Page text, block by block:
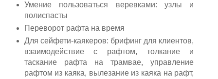
Умение пользоваться веревками: узлы и
полиспасты
Переворот рафта на время
Для сейфети-каякеров: брифинг для клиентов,
взаимодействие с рафтом, толкание и
таскание рафта на трамвае, управление
рафтом из каяка, вылезание из каяка на рафт,